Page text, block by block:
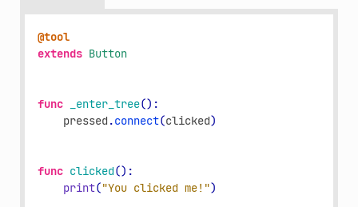
@tool
extends Button
func _enter_tree():
pressed .connect(clicked)
func clicked():
print("You clicked me!")